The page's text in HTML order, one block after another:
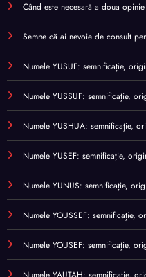
Când este necesară a doua
Semne că ai nevoie de consult
Numele YUSUF: semnificație,
Numele YUSSUF: semnificație,
Numele YUSHUA: semnificație,
Numele YUSEF: semnificație,
Numele YUNUS: semnificație,
Numele YOUSSEF: semnificație,
Numele YOUSEF: semnificație,